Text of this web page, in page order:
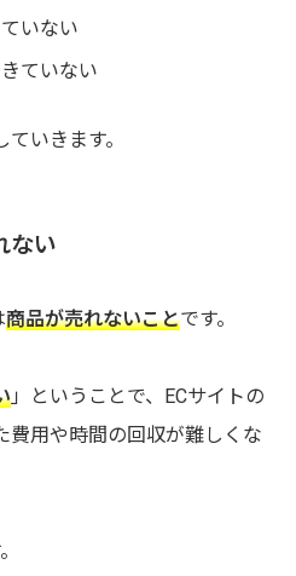
いない
ていない
いきます。
ない
商品が売れないことです。
」ということで、ECサイトの
費用や時間の回収が難しくな